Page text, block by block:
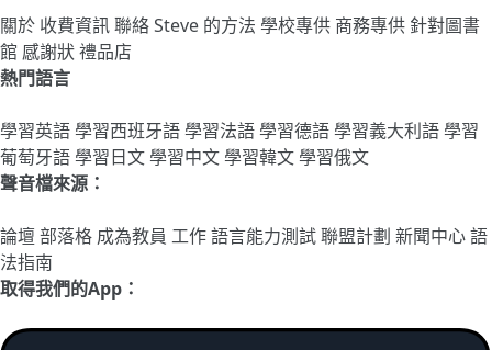
關於 收費資訊聯絡Steve 的方法 學校專供 商務專供 針對圖書
館 感謝狀禮品店
熱門語言
學習英語學習西班牙語學習法語學習德語學習義大利語學習
葡萄牙語學習日文學習中文學習韓文學習俄文
聲音檔來源：
論壇部落格 成為教員 工作語言能力測試聯盟計劃 新聞中心語
法指南
取得我們的App：